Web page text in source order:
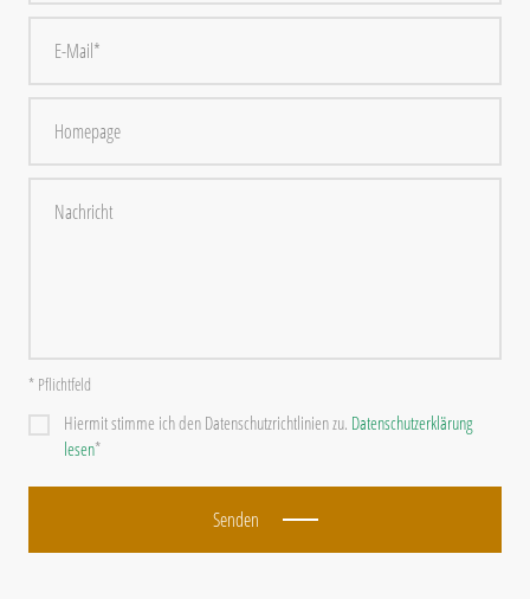
* Pflichtfeld
Hiermit stimme ich den Datenschutzrichtlinien zu. Datenschutzerklärung
lesen*
Senden